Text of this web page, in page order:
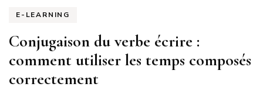
E-LEARNING
Conjugaison du verbe écrire :
comment utiliser les temps composés
correctement